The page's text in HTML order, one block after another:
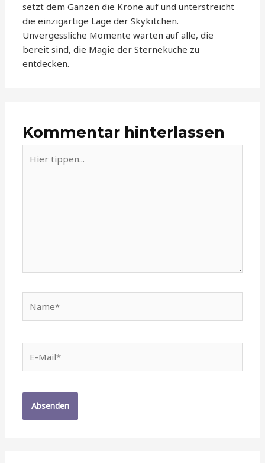
setzt dem Ganzen die Krone auf und unterstreicht
die einzigartige Lage der Skykitchen.
Unvergessliche Momente warten auf alle, die
bereit sind, die Magie der Sterneküche zu
entdecken.
Kommentar hinterlassen
tippen...
Mail*